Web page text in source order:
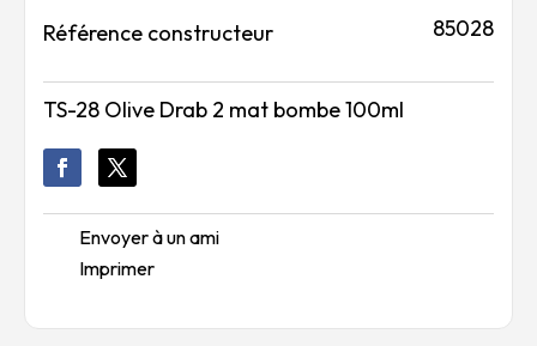
Référence constructeur 85028
TS-28 Olive Drab 2 mat bombe 100ml
Envoyer à un ami
Imprimer